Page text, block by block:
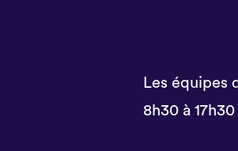
Les équipes
8h30 à